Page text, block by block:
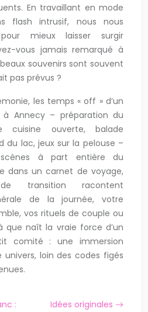
En travaillant en mode
flash intrusif, nous nous
mieux laisser surgir
vous jamais remarqué à
souvenirs sont souvent
pas prévus ?
les temps « off » d’un
Annecy – préparation du
cuisine ouverte, balade
du lac, jeux sur la pelouse –
à part entière du
dans un carnet de voyage,
transition racontent
de la journée, votre
vos rituels de couple ou
que naît la vraie force d’un
comité : une immersion
loin des codes figés
:
Idées originales